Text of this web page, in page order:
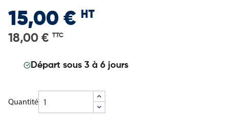
15,00 € HT
18,00 € TTC
Départ sous 3 à 6 jours
Quantité